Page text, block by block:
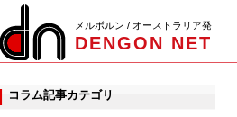
メルボルン / オーストラリア発
DENGON NET
コラム記事カテゴリ